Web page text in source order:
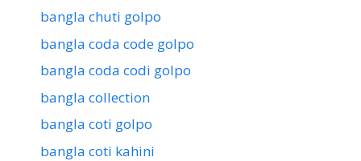
bangla chuti golpo
bangla coda code golpo
bangla coda codi golpo
bangla collection
bangla coti golpo
bangla coti kahini